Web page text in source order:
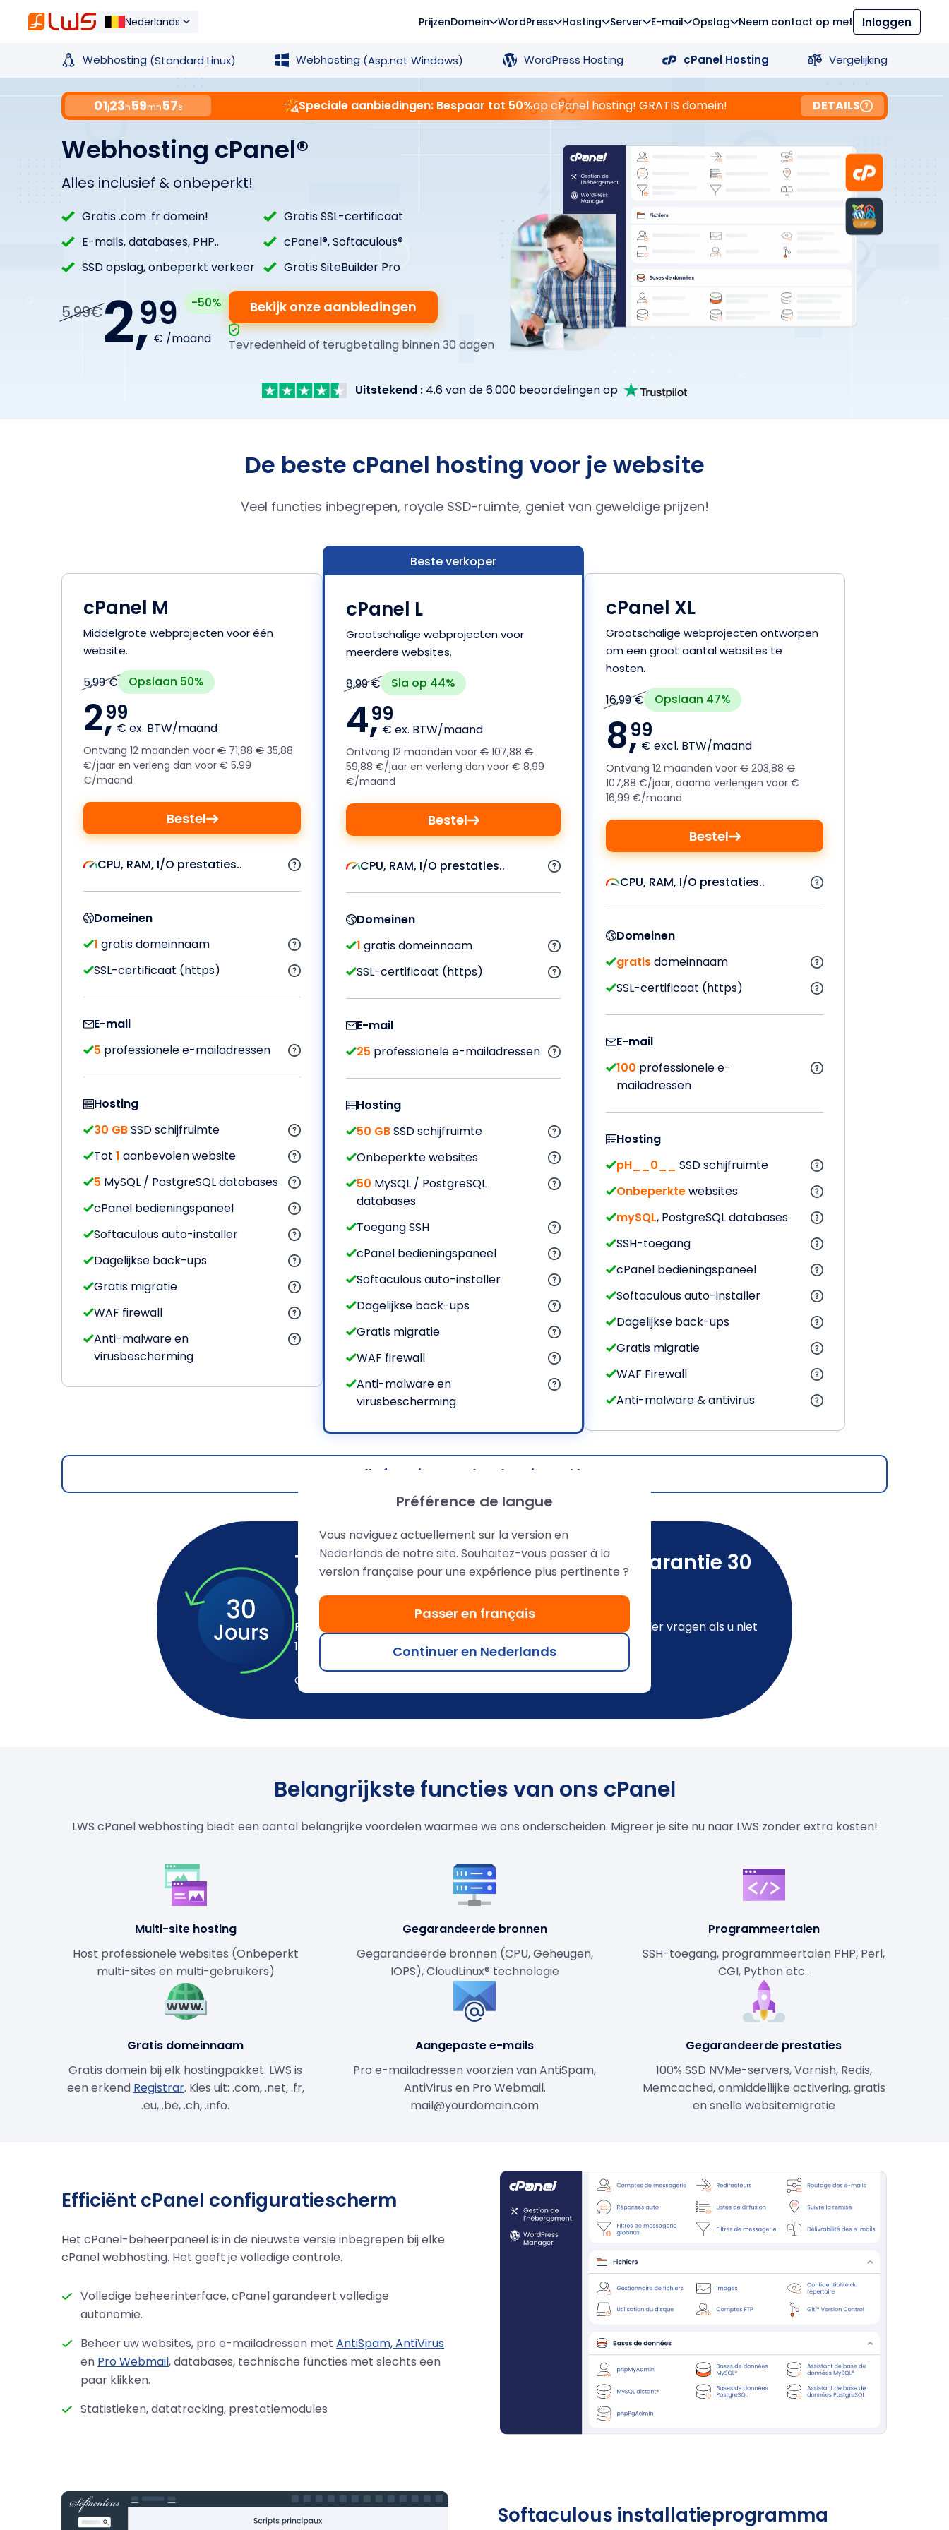
Nederlands PrijzenDomein WordPress Hosting Server E-mail Opslag Neem contact op met Inloggen
Webhosting (Standard Linux) Webhosting (Asp.net Windows) WordPress Hosting cPanel Hosting Vergelijking
01j23h59mn56s Speciale aanbiedingen: Bespaar tot 50%op cPanel hosting! GRATIS domein! DETAILS
Webhosting cPanel®
Alles inclusief & onbeperkt!
Gratis .com .fr domein!
Gratis SSL-certificaat
E-mails, databases, PHP..
cPanel®, Softaculous®
SSD opslag, onbeperkt verkeer
Gratis SiteBuilder Pro
5,99€2,99
€ /maand
-50% Bekijk onze aanbiedingen
Tevredenheid of terugbetaling binnen 30 dagen
Uitstekend : 4.6 van de 6.000 beoordelingen op
De beste cPanel hosting voor je website
Veel functies inbegrepen, royale SSD-ruimte, geniet van geweldige prijzen!
cPanel M
Middelgrote webprojecten voor één
website.
5,99 € Opslaan 50%
2,99
€ ex. BTW/maand
Ontvang 12 maanden voor € 71,88 € 35,88
€/jaar en verleng dan voor € 5,99
€/maand
Bestel
CPU, RAM, I/O prestaties..
Domeinen
1 gratis domeinnaam
SSL-certificaat (https)
E-mail
5 professionele e-mailadressen
Hosting
30 GBSSD schijfruimte
Tot 1 aanbevolen website
5 MySQL / PostgreSQL databases
cPanel bedieningspaneel
Softaculous auto-installer
Dagelijkse back-ups
Gratis migratie
WAF firewall
Anti-malware en
virusbescherming
Beste verkoper
cPanel L
Grootschalige webprojecten voor
meerdere websites.
8,99 € Sla op 44%
4,99
€ ex. BTW/maand
Ontvang 12 maanden voor € 107,88 €
59,88 €/jaar en verleng dan voor € 8,99
€/maand
Bestel
CPU, RAM, I/O prestaties..
Domeinen
1 gratis domeinnaam
SSL-certificaat (https)
E-mail
25 professionele e-mailadressen
Hosting
50 GBSSD schijfruimte
Onbeperkte websites
50 MySQL / PostgreSQL
databases
Toegang SSH
cPanel bedieningspaneel
Softaculous auto-installer
Dagelijkse back-ups
Gratis migratie
WAF firewall
Anti-malware en
virusbescherming
cPanel XL
Grootschalige webprojecten ontworpen
om een groot aantal websites te
hosten.
16,99 € Opslaan 47%
8,99
€ excl. BTW/maand
Ontvang 12 maanden voor € 203,88 €
107,88 €/jaar, daarna verlengen voor €
16,99 €/maand
Bestel
CPU, RAM, I/O prestaties..
Domeinen
gratisdomeinnaam
SSL-certificaat (https)
E-mail
100 professionele e-
mailadressen
Hosting
pH__0__
SSD schijfruimte
Onbeperktewebsites
mySQL, PostgreSQL databases
SSH-toegang
cPanel bedieningspaneel
Softaculous auto-installer
Dagelijkse back-ups
Gratis migratie
WAF Firewall
Anti-malware & antivirus
Toon alle functies van deze hostingpakketten
Tevredenheids- of terugbetalingsgarantie 30
dagen
Probeer LWS diensten 30 dagen uit. Volledige terugbetaling zonder vragen als u niet
100% s tevreden bent.
Geldig voor al onze webhosting- en VPS-services.
Belangrijkste functies van ons cPanel
LWS cPanel webhosting biedt een aantal belangrijke voordelen waarmee we ons onderscheiden. Migreer je site nu naar LWS zonder extra kosten!
Multi-site hosting
Host professionele websites (Onbeperkt
multi-sites en multi-gebruikers)
Gegarandeerde bronnen
Gegarandeerde bronnen (CPU, Geheugen,
IOPS), CloudLinux® technologie
Programmeertalen
SSH-toegang, programmeertalen PHP, Perl,
CGI, Python etc..
Gratis domeinnaam
Gratis domein bij elk hostingpakket. LWS is
een erkend Registrar. Kies uit: .com, .net, .fr,
.eu, .be, .ch, .info.
Aangepaste e-mails
Pro e-mailadressen voorzien van AntiSpam,
AntiVirus en Pro Webmail.
mail@yourdomain.com
Gegarandeerde prestaties
100% SSD NVMe-servers, Varnish, Redis,
Memcached, onmiddellijke activering, gratis
en snelle websitemigratie
Efficiënt cPanel configuratiescherm
Het cPanel-beheerpaneel is in de nieuwste versie inbegrepen bij elke
cPanel webhosting. Het geeft je volledige controle.
Volledige beheerinterface, cPanel garandeert volledige
autonomie.
Beheer uw websites, pro e-mailadressen met AntiSpam, AntiVirus
en Pro Webmail, databases, technische functies met slechts een
paar klikken.
Statistieken, datatracking, prestatiemodules
Softaculous installatieprogramma
Préférence de langue
Vous naviguez actuellement sur la version en
Nederlands de notre site. Souhaitez-vous passer à la
version française pour une expérience plus pertinente ?
Passer en français
Continuer en Nederlands